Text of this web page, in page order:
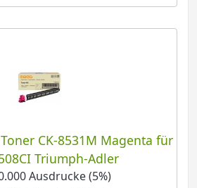
CK-8531M Magenta für
Triumph-Adler
Ausdrucke (5%)